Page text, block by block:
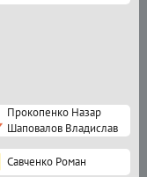
Прокопенко Назар
Шаповалов Владислав
Савченко Роман